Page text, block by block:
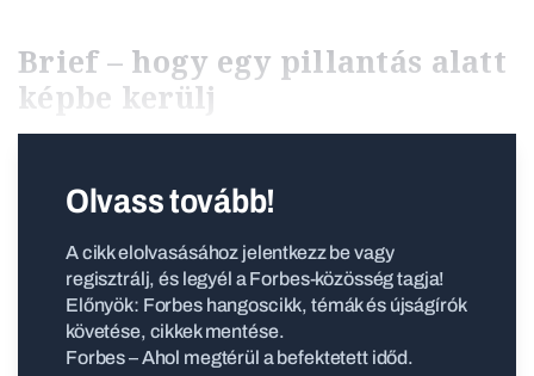
Brief – hogy egy pillantás alatt
képbe kerülj
Olvass tovább!
A cikk elolvasásához jelentkezz be vagy
regisztrálj, és legyél a Forbes-közösség tagja!
Előnyök: Forbes hangoscikk, témák és újságírók
követése, cikkek mentése.
Forbes – Ahol megtérül a befektetett időd.